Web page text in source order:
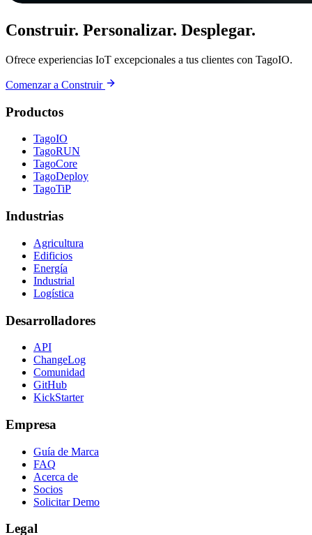
Construir. Personalizar. Desplegar.
Ofrece experiencias IoT excepcionales a tus clientes con TagoIO.
Comenzar a Construir
Productos
TagoIO
TagoRUN
TagoCore
TagoDeploy
TagoTiP
Industrias
Agricultura
Edificios
Energía
Industrial
Logística
Desarrolladores
API
ChangeLog
Comunidad
GitHub
KickStarter
Empresa
Guía de Marca
FAQ
Acerca de
Socios
Solicitar Demo
Legal